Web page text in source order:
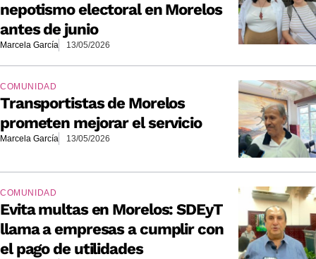
nepotismo electoral en Morelos
antes de junio
Marcela García 13/05/2026
COMUNIDAD
Transportistas de Morelos
prometen mejorar el servicio
Marcela García 13/05/2026
COMUNIDAD
Evita multas en Morelos: SDEyT
llama a empresas a cumplir con
el pago de utilidades